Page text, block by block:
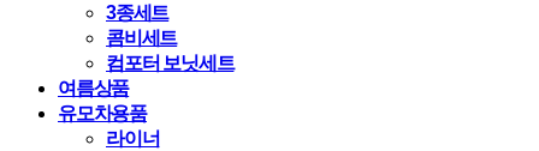
3종세트
콤비세트
컴포터 보닛세트
여름상품
유모차용품
라이너